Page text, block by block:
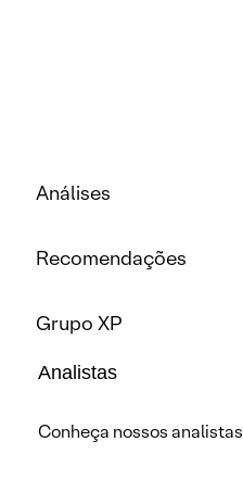
Análises
Recomendações
Grupo XP
Analistas
Conheça nossos analistas